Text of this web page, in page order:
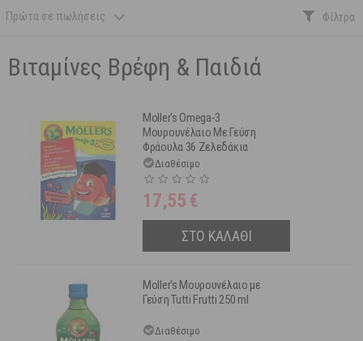
Πρώτα σε πωλήσεις
Βιταμίνες Βρέφη & Παιδιά
Moller's Omega-3
Μουρουνέλαιο Με Γεύση
Φράουλα 36 Ζελεδάκια
Ψαράκια
Διαθέσιμο
17,55 €
ΣΤΟ ΚΑΛΑΘΙ
Moller's Μουρουνέλαιο με
Γεύση Tutti Frutti 250 ml
Διαθέσιμο